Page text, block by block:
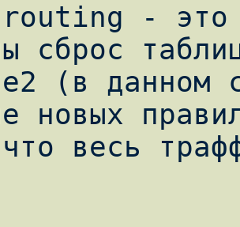
- это
сброс
(в данном
новых
весь